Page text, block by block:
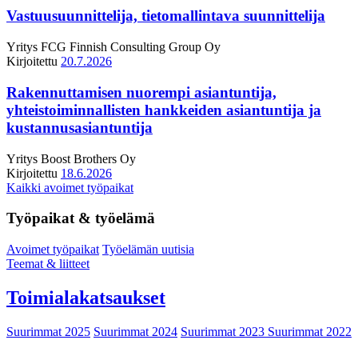
Vastuusuunnittelija, tietomallintava suunnittelija
Yritys FCG Finnish Consulting Group Oy
Kirjoitettu 20.7.2026
Rakennuttamisen nuorempi asiantuntija,
yhteistoiminnallisten hankkeiden asiantuntija ja
kustannusasiantuntija
Yritys Boost Brothers Oy
Kirjoitettu 18.6.2026
Kaikki avoimet työpaikat
Työpaikat & työelämä
Avoimet työpaikat Työelämän uutisia
Teemat & liitteet
Toimialakatsaukset
Suurimmat 2025 Suurimmat 2024 Suurimmat 2023 Suurimmat 2022